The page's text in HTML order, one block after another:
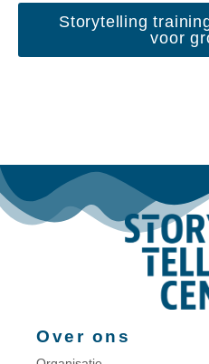
Storytelling
voor
Over ons